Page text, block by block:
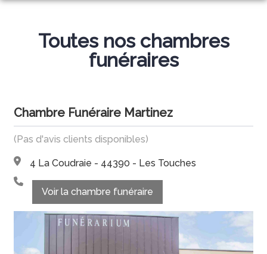
ORGANISER DES OBSÈQUES
MONUMENTS FUNÉRAIRES
SERVICES AUX FAMILLES
NOS AGENCES
TREILLIÈRES
LES TOUCHES
TREILLIÈRES
LES TOUCHES
LIVRE D’OR
NOS PRODUITS
ESPACES HOMMAGES
Toutes nos chambres
funéraires
Chambre Funéraire Martinez
(Pas d'avis clients disponibles)
4 La Coudraie - 44390 - Les Touches
Voir la chambre funéraire